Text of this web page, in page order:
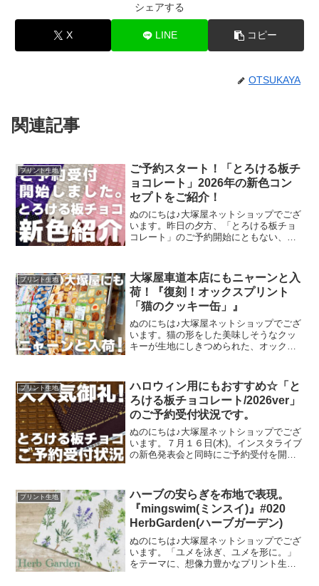
シェアする
X LINE コピー
OTSUKAYA
関連記事
プリント生地
ご予約スタート！「とろける板チ
ョコレート」2026年の新色コン
セプトをご紹介！
ぬのにちは♪大塚屋ネットショップでござ
います。昨日の夕方、「とろける板チョ
コレート」のご予約開始にともない、イ
ます。およそ30分程度です。この投稿を
Instagramで見
プリント生地
大塚屋車道本店にもニャーンと入
荷！『復刻！オックスプリント
「猫のクッキー缶」』
ぬのにちは♪大塚屋ネットショップでござ
います。猫の形をした美味しそうなクッ
キーが生地にしきつめられた、オックス
した。ご予約をくださっていましたお客
様への発送が完了し、現
プリント生地
ハロウィン用にもおすすめ☆「と
ろける板チョコレート/2026ver」
のご予約受付状況です。
ぬのにちは♪大塚屋ネットショップでござ
います。７月１６日(木)。インスタライブ
の新色発表会と同時にご予約受付を開始
ョン。「復刻カラー３色」と「新色３
色」の全６色にて展
プリント生地
ハーブの安らぎを布地で表現。
『mingswim(ミンスイ)』#020
HerbGarden(ハーブガーデン)
ぬのにちは♪大塚屋ネットショップでござ
います。「ユメを泳ぎ、ユメを形に。」
をテーマに、想像力豊かなプリント生地